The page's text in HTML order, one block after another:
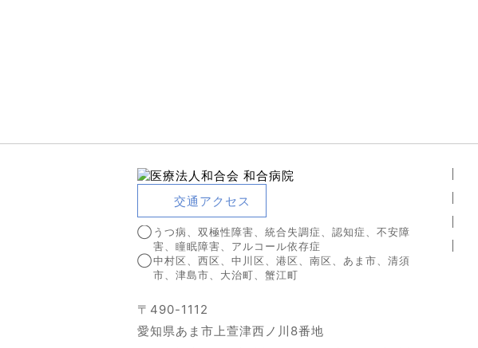
交通アクセス
うつ病、双極性障害、統合失調症、認知症、不安障
害、瞳眠障害、アルコール依存症
中村区、西区、中川区、港区、南区、あま市、清須
市、津島市、大治町、蟹江町
〒490-1112
愛知県あま市上萱津西ノ川8番地